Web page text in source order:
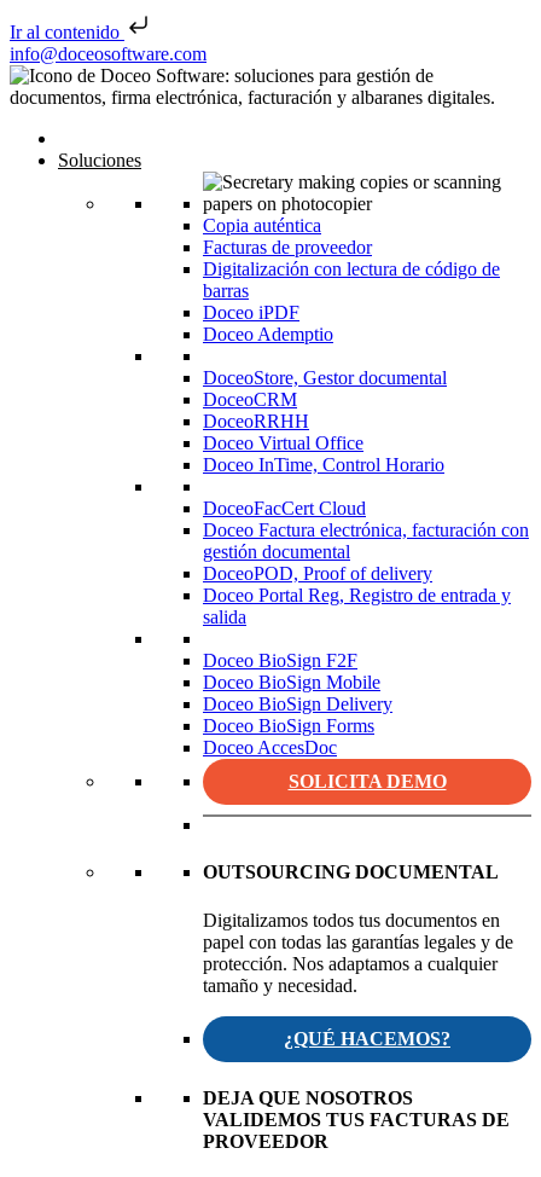
Ir al contenido
Saltar al contenido
info@doceosoftware.com
Soluciones
Copia auténtica
Facturas de proveedor
Digitalización con lectura de código de
barras
Doceo iPDF
Doceo Ademptio
DoceoStore, Gestor documental
DoceoCRM
DoceoRRHH
Doceo Virtual Office
Doceo InTime, Control Horario
DoceoFacCert Cloud
Doceo Factura electrónica, facturación con
gestión documental
DoceoPOD, Proof of delivery
Doceo Portal Reg, Registro de entrada y
salida
Doceo BioSign F2F
Doceo BioSign Mobile
Doceo BioSign Delivery
Doceo BioSign Forms
Doceo AccesDoc
SOLICITA DEMO
OUTSOURCING DOCUMENTAL
Digitalizamos todos tus documentos en
papel con todas las garantías legales y de
protección. Nos adaptamos a cualquier
tamaño y necesidad.
¿QUÉ HACEMOS?
DEJA QUE NOSOTROS
VALIDEMOS TUS FACTURAS DE
PROVEEDOR